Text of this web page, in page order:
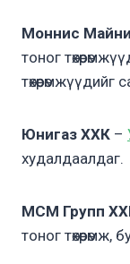
Моннис
тоног
Юнигаз ХХК –
худалдаалдаг.
МСМ Групп
тоног төхөөрөмж,